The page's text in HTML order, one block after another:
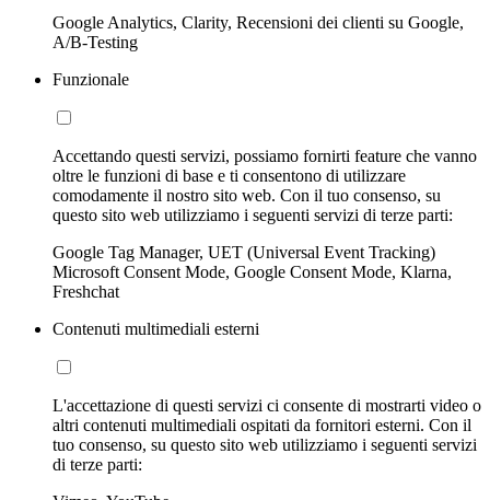
Google Analytics, Clarity, Recensioni dei clienti su Google,
A/B-Testing
Funzionale
Accettando questi servizi, possiamo fornirti feature che vanno
oltre le funzioni di base e ti consentono di utilizzare
comodamente il nostro sito web. Con il tuo consenso, su
questo sito web utilizziamo i seguenti servizi di terze parti:
Google Tag Manager, UET (Universal Event Tracking)
Microsoft Consent Mode, Google Consent Mode, Klarna,
Freshchat
Contenuti multimediali esterni
L'accettazione di questi servizi ci consente di mostrarti video o
altri contenuti multimediali ospitati da fornitori esterni. Con il
tuo consenso, su questo sito web utilizziamo i seguenti servizi
di terze parti: